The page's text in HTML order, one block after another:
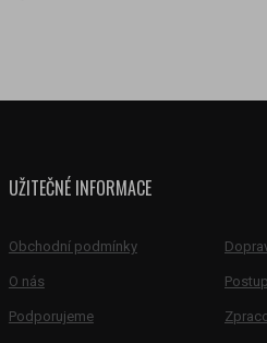
UŽITEČNÉ INFORMACE
Obchodní podmínky
O nás
Podporujeme